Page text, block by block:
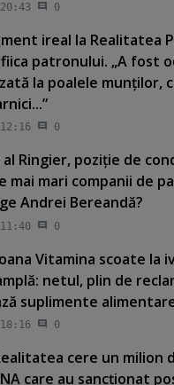
0
ireal la Realitatea
patronului. „A fost
la poalele munţilor,
0
Ringier, poziţie de
mai mari companii de
Andrei Bereandă?
0
Vitamina scoate la
netul, plin de
suplimente
0
cere un milion
care au sancţionat